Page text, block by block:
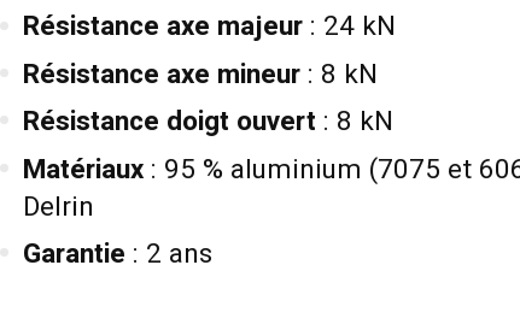
Résistance axe majeur: 24 kN
Résistance axe mineur: 8 kN
Résistance doigt ouvert : 8 kN
Matériaux: 95 % aluminium (7075 et
Delrin
Garantie : 2 ans